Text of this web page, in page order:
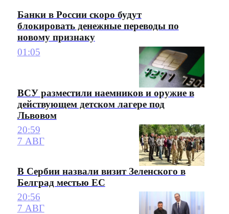
Банки в России скоро будут
блокировать денежные переводы по
новому признаку
01:05
ВСУ разместили наемников и оружие в
действующем детском лагере под
Львовом
20:59
7 АВГ
В Сербии назвали визит Зеленского в
Белград местью ЕС
20:56
7 АВГ